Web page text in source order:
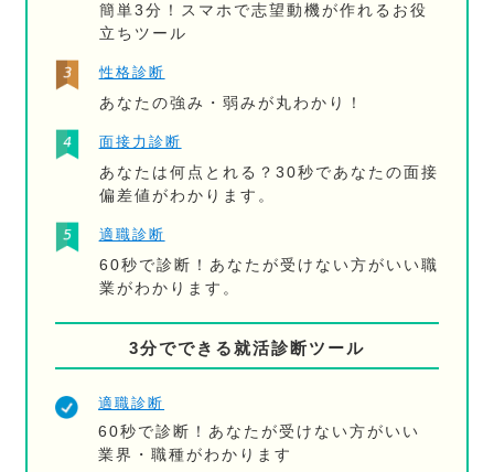
簡単3分！スマホで志望動機が作れるお役
立ちツール
性格診断
あなたの強み・弱みが丸わかり！
面接力診断
あなたは何点とれる？30秒であなたの面接
偏差値がわかります。
適職診断
60秒で診断！あなたが受けない方がいい職
業がわかります。
3分でできる就活診断ツール
適職診断
60秒で診断！あなたが受けない方がいい
業界・職種がわかります